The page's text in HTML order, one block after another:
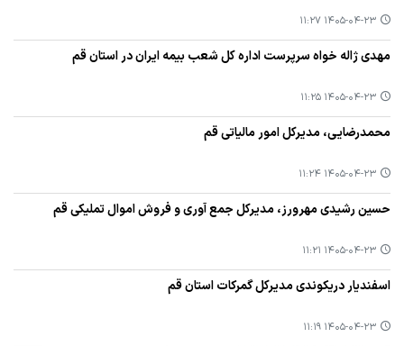
۱۴۰۵-۰۴-۲۳ ۱۱:۲۷
مهدی ژاله خواه سرپرست اداره کل شعب بیمه ایران در استان قم
۱۴۰۵-۰۴-۲۳ ۱۱:۲۵
محمدرضایی، مدیرکل امور مالیاتی قم
۱۴۰۵-۰۴-۲۳ ۱۱:۲۴
حسین رشیدی مهرورز، مدیرکل جمع آوری و فروش اموال تملیکی قم
۱۴۰۵-۰۴-۲۳ ۱۱:۲۱
اسفندیار دریکوندی مدیرکل گمرکات استان قم
۱۴۰۵-۰۴-۲۳ ۱۱:۱۹